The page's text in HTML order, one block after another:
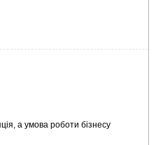
а умова роботи бізнесу